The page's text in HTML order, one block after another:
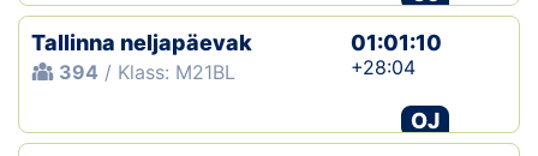
Tallinna neljapäevak
394 / Klass: M21BL
01:01:10
+28:04
OJ